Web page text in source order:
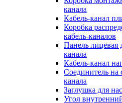
канала
Кабель-канал
Коробка
кабель-каналов
Панель лицевая
канала
Кабель-канал
Соединитель на
канала
Заглушка для
Угол